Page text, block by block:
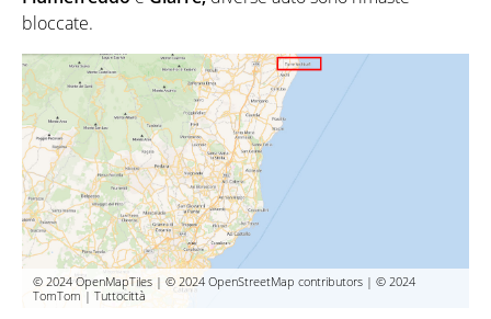
bloccate.
© 2024 OpenMapTiles | © 2024 OpenStreetMap contributors | © 2024
TomTom | Tuttocittà